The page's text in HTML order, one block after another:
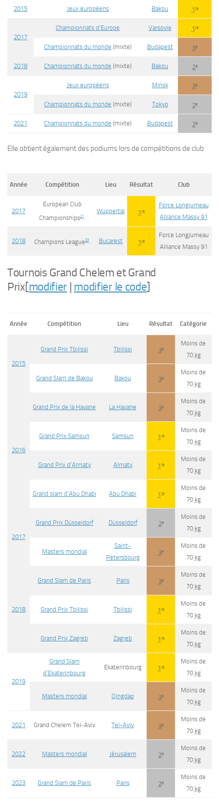
2015 Jeux européens Bakou 1re
2017
Championnats d’Europe Varsovie 1re
Championnats du monde (mixte) Budapest 3e
2018 Championnats du monde (mixte) Bakou 2e
2019
Jeux européens Minsk 3e
Championnats du monde (mixte) Tokyo 2e
2021 Championnats du monde (mixte) Budapest 2e
Elle obtient également des podiums lors de compétitions de club
Année Compétition Lieu Résultat Club
2017
European Club
Championships21.
Wuppertal 1 re
Force Longjumeau
Alliance Massy 91
2018 Champions League22. Bucarest 1 re
Force Longjumeau
Alliance Massy 91
Tournois Grand Chelem et Grand
Prix[modifier modifier le code]
Année Compétition Lieu Résultat Catégorie
2015
Grand Prix Tbilissi Tbilissi 3e
Moins de
70 kg
Grand Slam de Bakou Bakou 3e
Moins de
70 kg
2016
Grand Prix de la Havane La Havane 3e
Moins de
70 kg
Grand Prix Samsun Samsun 1 re
Moins de
70 kg
Grand Prix d’Almaty Almaty 1 re
Moins de
70 kg
Grand slam d’Abu Dhabi Abu Dhabi 1 re
Moins de
70 kg
2017
Grand Prix Düsseldorf Düsseldorf 2e
Moins de
70 kg
Masters mondial
Saint-
Pétersbourg
3e
Moins de
70 kg
2018
Grand Slam de Paris Paris 3e
Moins de
70 kg
Grand Prix Tbilissi Tbilissi 1 re
Moins de
70 kg
Grand Prix Zagreb Zagreb 1 re
Moins de
70 kg
2019
Grand Slam
d’Ekaterinbourg
Ekaterinbourg 1 re
Moins de
70 kg
Masters mondial Qingdao 3e
Moins de
70 kg
2021 Grand Chelem Tel-Aviv Tel-Aviv 3e
Moins de
70 kg
2022 Masters mondial Jérusalem 2e
Moins de
70 kg
2023 Grand Slam de Paris Paris 2e
Moins de
70 kg